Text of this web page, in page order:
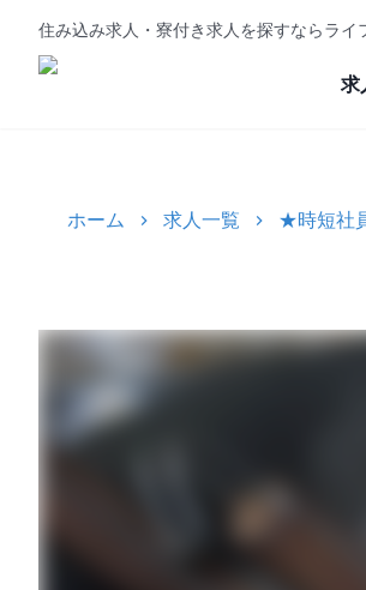
住み込み求人・寮付き求人を探すならライ
求
ホーム 求人一覧 ★時短社